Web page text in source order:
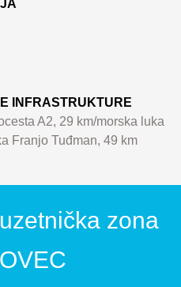
INFRASTRUKTURE
A2, 29 km/morska luka
Franjo Tuđman, 49 km
zona